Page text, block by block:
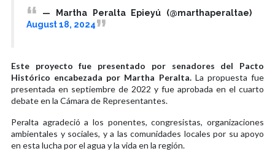
— Martha Peralta Epieyú (@marthaperaltae)
August 18, 2024
Este proyecto fue presentado por senadores del Pacto
Histórico encabezada por Martha Peralta.La propuesta fue
presentada en septiembre de 2022 y fue aprobada en el cuarto
debate en la Cámara de Representantes.
Peralta agradeció a los ponentes, congresistas, organizaciones
ambientales y sociales, y a las comunidades locales por su apoyo
en esta lucha por el agua y la vida en la región.